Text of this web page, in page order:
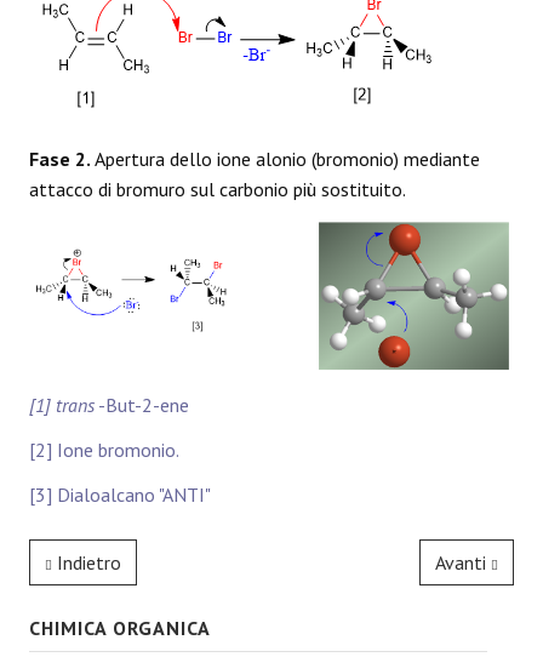
Fase 2. Apertura dello ione alonio (bromonio) mediante
attacco di bromuro sul carbonio più sostituito.
[1] trans -But-2-ene
[2] Ione bromonio.
[3] Dialoalcano "ANTI"
Indietro Avanti
CHIMICA ORGANICA